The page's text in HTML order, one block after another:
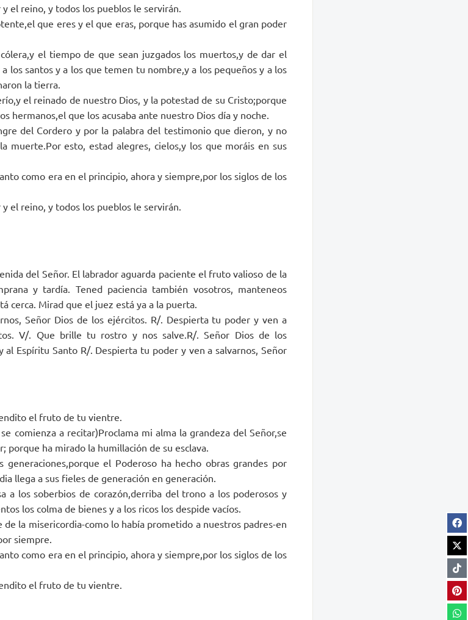
el reino, y todos los pueblos le servirán.
que eres y el que eras, porque has asumido el gran poder
el tiempo de que sean juzgados los muertos,y de dar el
los santos y a los que temen tu nombre,y a los pequeños y a los
la tierra.
el reinado de nuestro Dios, y la potestad de su Cristo;porque
hermanos,el que los acusaba ante nuestro Dios día y noche.
del Cordero y por la palabra del testimonio que dieron, y no
muerte.Por esto, estad alegres, cielos,y los que moráis en sus
como era en el principio, ahora y siempre,por los siglos de los
el reino, y todos los pueblos le servirán.
del Señor. El labrador aguarda paciente el fruto valioso de la
y tardía. Tened paciencia también vosotros, manteneos
cerca. Mirad que el juez está ya a la puerta.
Señor Dios de los ejércitos. R/. Despierta tu poder y ven a
V/. Que brille tu rostro y nos salve.R/. Señor Dios de los
al Espíritu Santo R/. Despierta tu poder y ven a salvarnos, Señor
el fruto de tu vientre.
comienza a recitar)Proclama mi alma la grandeza del Señor,se
porque ha mirado la humillación de su esclava.
generaciones,porque el Poderoso ha hecho obras grandes por
llega a sus fieles de generación en generación.
a los soberbios de corazón,derriba del trono a los poderosos y
los colma de bienes y a los ricos los despide vacíos.
de la misericordia-como lo había prometido a nuestros padres-en
siempre.
como era en el principio, ahora y siempre,por los siglos de los
el fruto de tu vientre.